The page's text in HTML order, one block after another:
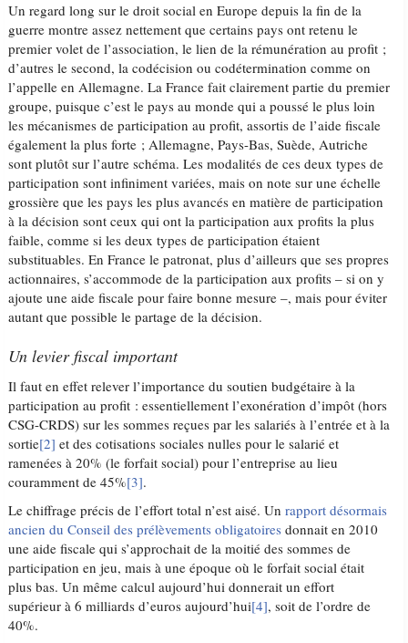
Un regard long sur le droit social en Europe depuis la fin de la
guerre montre assez nettement que certains pays ont retenu le
premier volet de l’association, le lien de la rémunération au profit ;
d’autres le second, la codécision ou codétermination comme on
l’appelle en Allemagne. La France fait clairement partie du premier
groupe, puisque c’est le pays au monde qui a poussé le plus loin
les mécanismes de participation au profit, assortis de l’aide fiscale
également la plus forte ; Allemagne, Pays-Bas, Suède, Autriche
sont plutôt sur l’autre schéma. Les modalités de ces deux types de
participation sont infiniment variées, mais on note sur une échelle
grossière que les pays les plus avancés en matière de participation
à la décision sont ceux qui ont la participation aux profits la plus
faible, comme si les deux types de participation étaient
substituables. En France le patronat, plus d’ailleurs que ses propres
actionnaires, s’accommode de la participation aux profits – si on y
ajoute une aide fiscale pour faire bonne mesure –, mais pour éviter
autant que possible le partage de la décision.
Un levier fiscal important
Il faut en effet relever l’importance du soutien budgétaire à la
participation au profit : essentiellement l’exonération d’impôt (hors
CSG-CRDS) sur les sommes reçues par les salariés à l’entrée et à la
sortie[2] et des cotisations sociales nulles pour le salarié et
ramenées à 20% (le forfait social) pour l’entreprise au lieu
couramment de 45%[3].
Le chiffrage précis de l’effort total n’est aisé. Unrapport désormais
ancien du Conseil des prélèvements obligatoires donnait en 2010
une aide fiscale qui s’approchait de la moitié des sommes de
participation en jeu, mais à une époque où le forfait social était
plus bas. Un même calcul aujourd’hui donnerait un effort
supérieur à 6 milliards d’euros aujourd’hui[4], soit de l’ordre de
40%.